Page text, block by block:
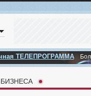
ТЕЛЕПРОГРАММА